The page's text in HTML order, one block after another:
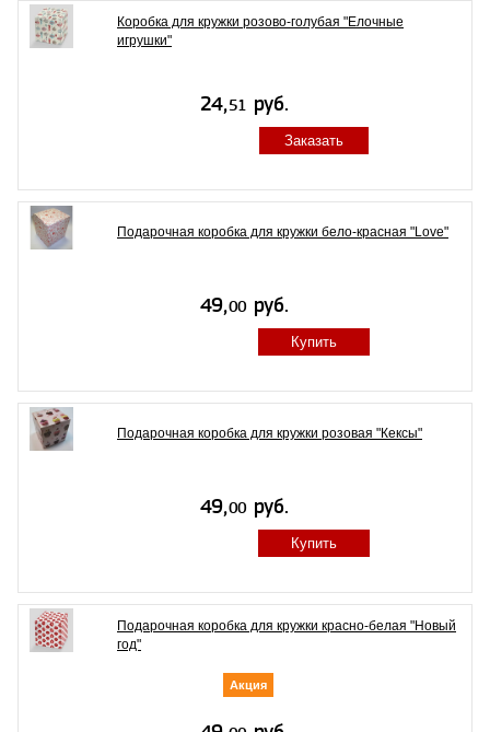
Коробка для кружки розово-голубая "Елочные
игрушки"
Заказать
Подарочная коробка для кружки бело-красная "Love"
Купить
Подарочная коробка для кружки розовая "Кексы"
Купить
Подарочная коробка для кружки красно-белая "Новый
год"
Акция